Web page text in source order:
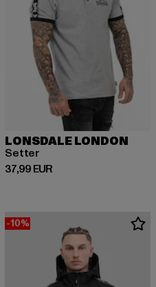
LONSDALE LONDON
Setter
37,99 EUR
Prix courant: 37,99 EUR
-10%